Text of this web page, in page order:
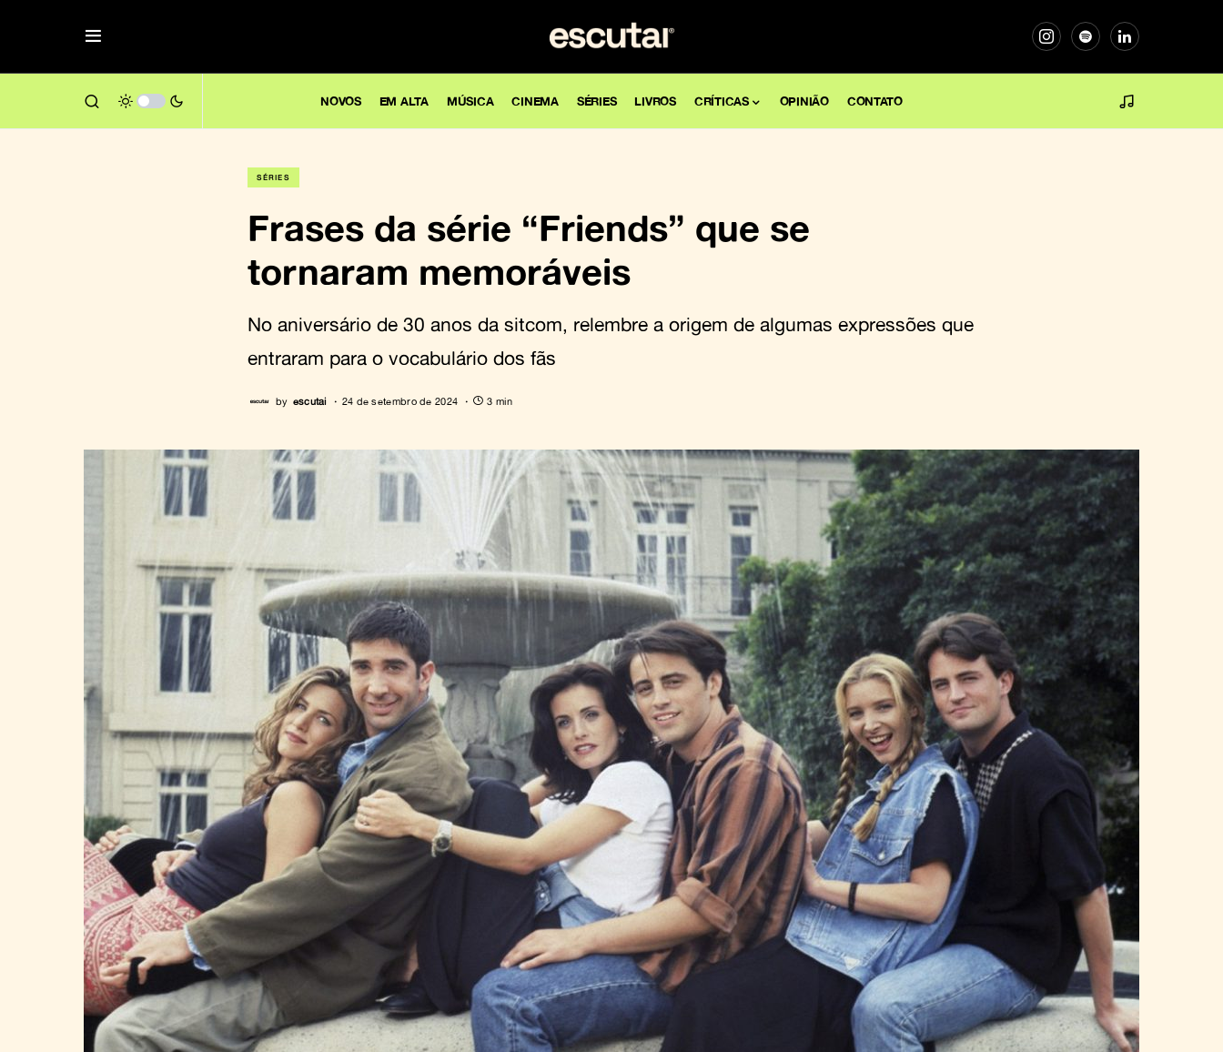
NOVOS EM ALTA MÚSICA CINEMA SÉRIES LIVROS CRÍTICAS OPINIÃO CONTATO
SÉRIES
Frases da série “Friends” que se
tornaram memoráveis
No aniversário de 30 anos da sitcom, relembre a origem de algumas expressões que
entraram para o vocabulário dos fãs
by escutai 24 de setembro de 2024 3 min